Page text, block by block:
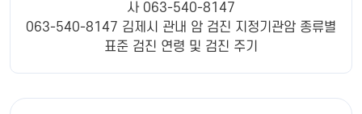
사 063-540-8147
063-540-8147 김제시 관내 암 검진 지정기관암 종류별
표준 검진 연령 및 검진 주기